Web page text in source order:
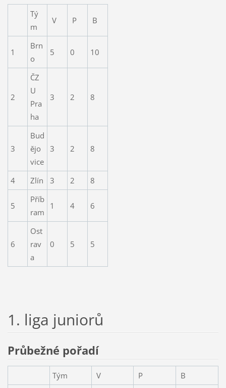
Tý
m
V P B
1
Brn
o
5 0 10
2
ČZ
U
Pra
ha
3 2 8
3
Bud
ějo
vice
3 2 8
4 Zlín 3 2 8
5
Příb
ram
1 4 6
6
Ost
rav
a
0 5 5
1. liga juniorů
Průbežné pořadí
Tým V P B